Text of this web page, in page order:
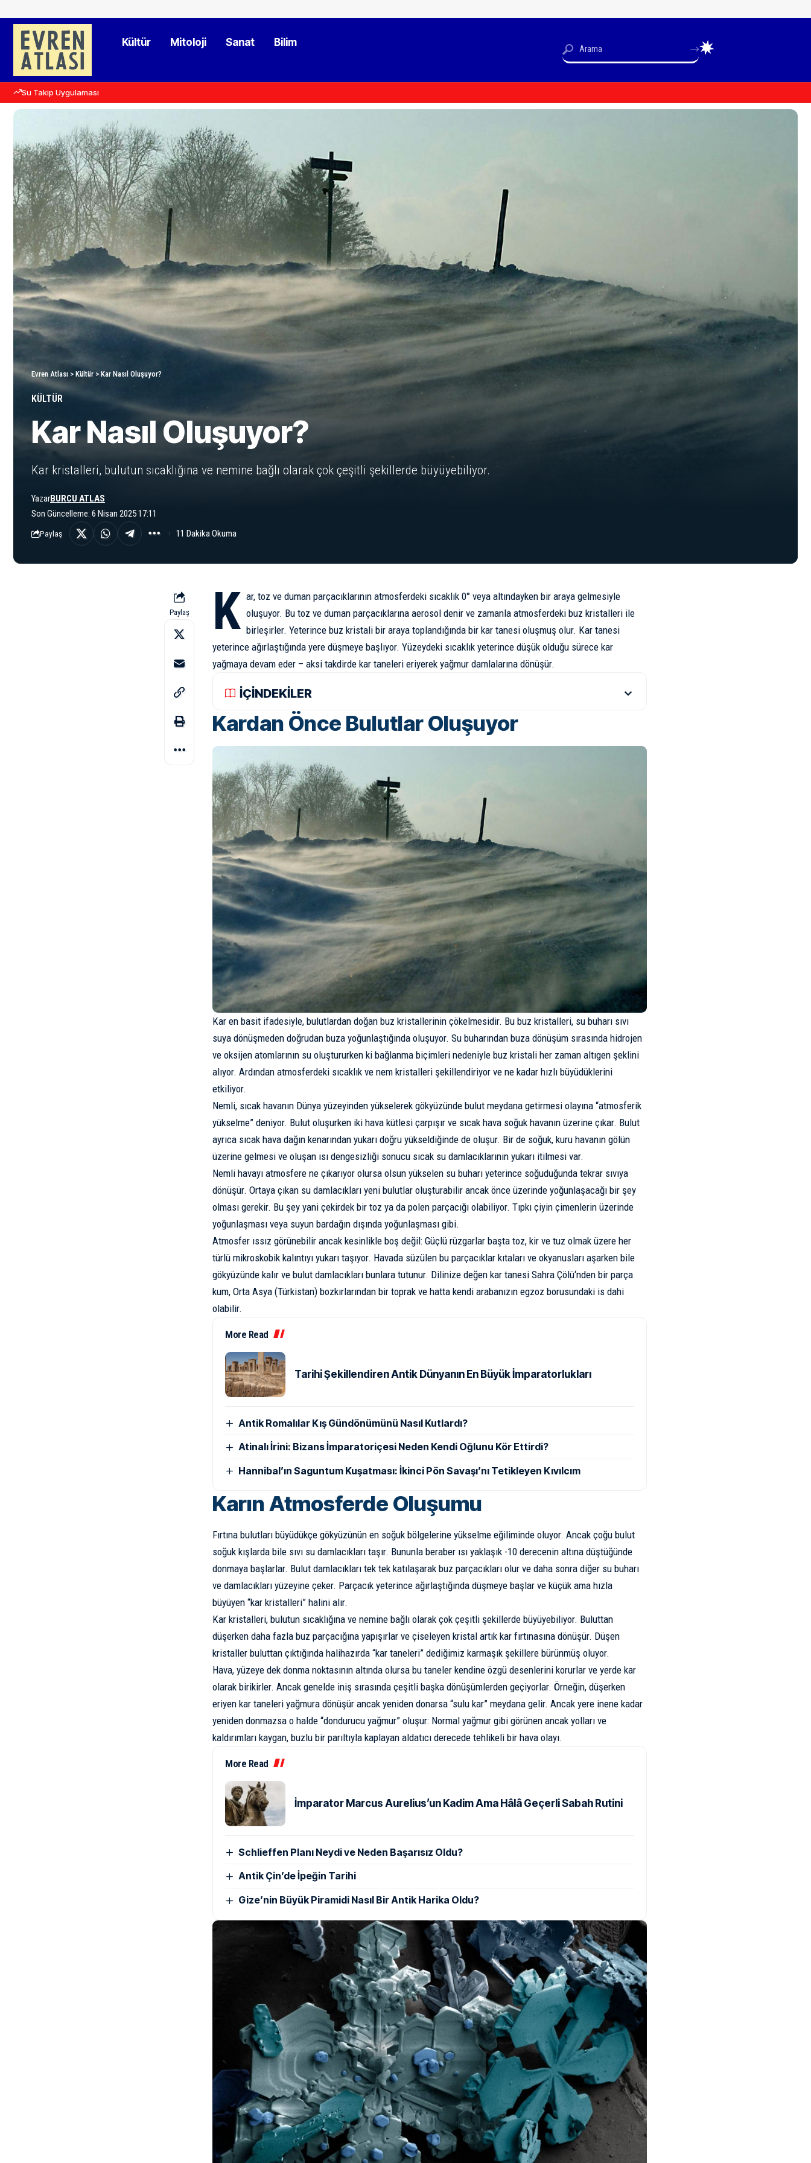
Kültür Mitoloji Sanat Bilim
Su Takip Uygulaması
Evren Atlası > Kültür > Kar Nasıl Oluşuyor?
KÜLTÜR
Kar Nasıl Oluşuyor?
Kar kristalleri, bulutun sıcaklığına ve nemine bağlı olarak çok çeşitli şekillerde büyüyebiliyor.
Son Güncelleme: 6 Nisan 2025 17:11
YazarBURCU ATLAS
Paylaş 11 Dakika Okuma
Paylaş K ar, toz ve duman parçacıklarının atmosferdeki sıcaklık 0° veya altındayken bir araya gelmesiyle
oluşuyor. Bu toz ve duman parçacıklarına aerosol denir ve zamanla atmosferdeki buz kristalleri ile
birleşirler. Yeterince buz kristali bir araya toplandığında bir kar tanesioluşmuş olur. Kar tanesi
yeterince ağırlaştığında yere düşmeye başlıyor. Yüzeydeki sıcaklık yeterince düşük olduğu sürece kar
yağmaya devam eder – aksi takdirde kar taneleri eriyerek yağmur damlalarına dönüşür.
İÇİNDEKİLER
Kardan Önce Bulutlar Oluşuyor
Kar en basit ifadesiyle, bulutlardan doğan buz kristallerinin çökelmesidir. Bu buz kristalleri, su buharı sıvı
suya dönüşmeden doğrudan buza yoğunlaştığında oluşuyor. Su buharından buza dönüşüm sırasında hidrojen
ve oksijen atomlarının su oluştururken ki bağlanma biçimleri nedeniyle buz kristali her zaman altıgen şeklini
alıyor. Ardından atmosferdeki sıcaklık ve nem kristalleri şekillendiriyor ve ne kadar hızlı büyüdüklerini
etkiliyor.
Nemli, sıcak havanın Dünya yüzeyinden yükselerek gökyüzünde bulut meydana getirmesi olayına “atmosferik
yükselme” deniyor. Bulut oluşurken iki hava kütlesi çarpışır ve sıcak hava soğuk havanın üzerine çıkar. Bulut
ayrıca sıcak hava dağın kenarından yukarı doğru yükseldiğinde de oluşur. Bir de soğuk, kuru havanın gölün
üzerine gelmesi ve oluşan ısı dengesizliği sonucu sıcak su damlacıklarının yukarı itilmesi var.
Nemli havayı atmosfere ne çıkarıyor olursa olsun yükselen su buharı yeterince soğuduğunda tekrar sıvıya
dönüşür. Ortaya çıkan su damlacıkları yeni bulutlar oluşturabilir ancak önce üzerinde yoğunlaşacağı bir şey
olması gerekir. Bu şey yani çekirdek bir toz ya da polen parçacığı olabiliyor. Tıpkı çiyin çimenlerin üzerinde
yoğunlaşması veya suyun bardağın dışında yoğunlaşması gibi.
Atmosfer ıssız görünebilir ancak kesinlikle boş değil: Güçlü rüzgarlar başta toz, kir ve tuz olmak üzere her
türlü mikroskobik kalıntıyı yukarı taşıyor. Havada süzülen bu parçacıklar kıtaları ve okyanusları aşarken bile
gökyüzünde kalır ve bulut damlacıkları bunlara tutunur. Dilinize değen kar tanesi Sahra Çölü‘nden bir parça
kum, Orta Asya (Türkistan) bozkırlarından bir toprak ve hatta kendi arabanızın egzoz borusundaki is dahi
olabilir.
More Read
Tarihi Şekillendiren Antik Dünyanın En Büyük İmparatorlukları
Antik Romalılar Kış Gündönümünü Nasıl Kutlardı?
Atinalı İrini: Bizans İmparatoriçesi Neden Kendi Oğlunu Kör Ettirdi?
Hannibal’ın Saguntum Kuşatması: İkinci Pön Savaşı’nı Tetikleyen Kıvılcım
Karın Atmosferde Oluşumu
Fırtına bulutları büyüdükçe gökyüzünün en soğuk bölgelerine yükselme eğiliminde oluyor. Ancak çoğu bulut
soğuk kışlarda bile sıvı su damlacıkları taşır. Bununla beraber ısı yaklaşık -10 derecenin altına düştüğünde
donmaya başlarlar. Bulut damlacıkları tek tek katılaşarak buz parçacıkları olur ve daha sonra diğer su buharı
ve damlacıkları yüzeyine çeker. Parçacık yeterince ağırlaştığında düşmeye başlar ve küçük ama hızla
büyüyen “kar kristalleri” halini alır.
Kar kristalleri, bulutun sıcaklığına ve nemine bağlı olarak çok çeşitli şekillerde büyüyebiliyor. Buluttan
düşerken daha fazla buz parçacığına yapışırlar ve çiseleyen kristal artık kar fırtınasına dönüşür. Düşen
kristaller buluttan çıktığında halihazırda “kar taneleri” dediğimiz karmaşık şekillere bürünmüş oluyor.
Hava, yüzeye dek donma noktasının altında olursa bu taneler kendine özgü desenlerini korurlar ve yerde kar
olarak birikirler. Ancak genelde iniş sırasında çeşitli başka dönüşümlerden geçiyorlar. Örneğin, düşerken
eriyen kar taneleri yağmura dönüşür ancak yeniden donarsa “sulu kar” meydana gelir. Ancak yere inene kadar
yeniden donmazsa o halde “dondurucu yağmur” oluşur: Normal yağmur gibi görünen ancak yolları ve
kaldırımları kaygan, buzlu bir parıltıyla kaplayan aldatıcı derecede tehlikeli bir hava olayı.
More Read
İmparator Marcus Aurelius’un Kadim Ama Hâlâ Geçerli Sabah Rutini
Schlieffen Planı Neydi ve Neden Başarısız Oldu?
Antik Çin’de İpeğin Tarihi
Gize’nin Büyük Piramidi Nasıl Bir Antik Harika Oldu?